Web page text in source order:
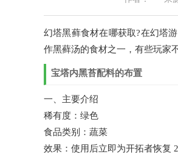
幻塔黑藓食材在哪获取?在幻塔
作黑藓汤的食材之一，有些玩家
宝塔内黑苔配料的布置
一、主要介绍
稀有度：绿色
食品类别：蔬菜
效果：使用后立即为开拓者恢复